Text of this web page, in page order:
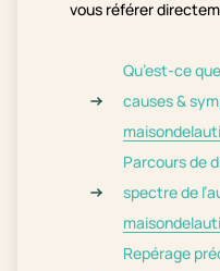
vous référer
Qu’est-ce
causes &
Parcours de
spectre de
Repérage